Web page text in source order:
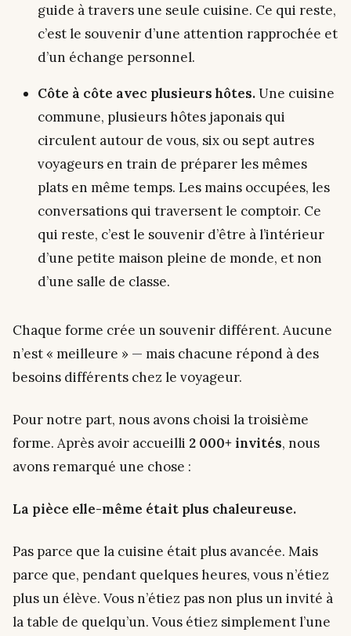
guide à travers une seule cuisine. Ce qui reste,
c’est le souvenir d’une attention rapprochée et
d’un échange personnel.
Côte à côte avec plusieurs hôtes.Une cuisine
commune, plusieurs hôtes japonais qui
circulent autour de vous, six ou sept autres
voyageurs en train de préparer les mêmes
plats en même temps. Les mains occupées, les
conversations qui traversent le comptoir. Ce
qui reste, c’est le souvenir d’être à l’intérieur
d’une petite maison pleine de monde, et non
d’une salle de classe.
Chaque forme crée un souvenir différent. Aucune
n’est « meilleure » — mais chacune répond à des
besoins différents chez le voyageur.
Pour notre part, nous avons choisi la troisième
forme. Après avoir accueilli 2 000+ invités, nous
avons remarqué une chose :
La pièce elle-même était plus chaleureuse.
Pas parce que la cuisine était plus avancée. Mais
parce que, pendant quelques heures, vous n’étiez
plus un élève. Vous n’étiez pas non plus un invité à
la table de quelqu’un. Vous étiez simplement l’une